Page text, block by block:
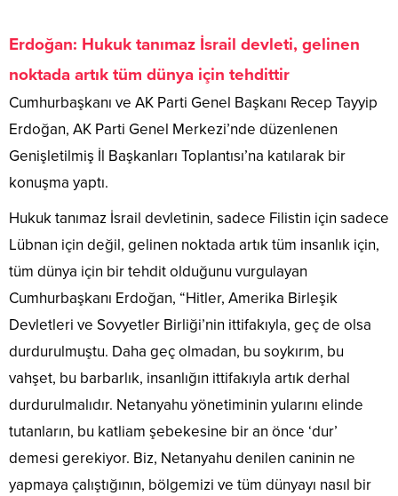
Erdoğan: Hukuk tanımaz İsrail devleti, gelinen
noktada artık tüm dünya için tehdittir
Cumhurbaşkanı ve AK Parti Genel Başkanı Recep Tayyip
Erdoğan, AK Parti Genel Merkezi’nde düzenlenen
Genişletilmiş İl Başkanları Toplantısı’na katılarak bir
konuşma yaptı.
Hukuk tanımaz İsrail devletinin, sadece Filistin için sadece
Lübnan için değil, gelinen noktada artık tüm insanlık için,
tüm dünya için bir tehdit olduğunu vurgulayan
Cumhurbaşkanı Erdoğan, “Hitler, Amerika Birleşik
Devletleri ve Sovyetler Birliği’nin ittifakıyla, geç de olsa
durdurulmuştu. Daha geç olmadan, bu soykırım, bu
vahşet, bu barbarlık, insanlığın ittifakıyla artık derhal
durdurulmalıdır. Netanyahu yönetiminin yularını elinde
tutanların, bu katliam şebekesine bir an önce ‘dur’
demesi gerekiyor. Biz, Netanyahu denilen caninin ne
yapmaya çalıştığının, bölgemizi ve tüm dünyayı nasıl bir